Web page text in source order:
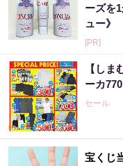
ーズを
ュー》
[PR]
【し
ーカ
セール
宝くじ